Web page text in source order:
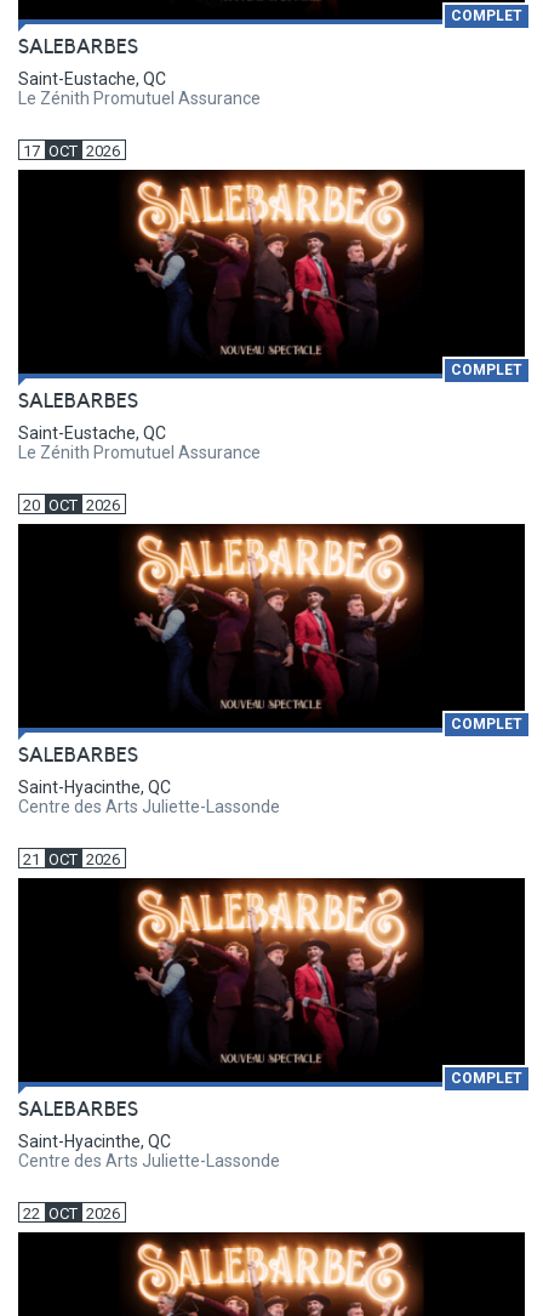
COMPLET
SALEBARBES
Saint-Eustache, QC
Le Zénith Promutuel Assurance
17 OCT 2026
COMPLET
SALEBARBES
Saint-Eustache, QC
Le Zénith Promutuel Assurance
20 OCT 2026
COMPLET
SALEBARBES
Saint-Hyacinthe, QC
Centre des Arts Juliette-Lassonde
21 OCT 2026
COMPLET
SALEBARBES
Saint-Hyacinthe, QC
Centre des Arts Juliette-Lassonde
22 OCT 2026